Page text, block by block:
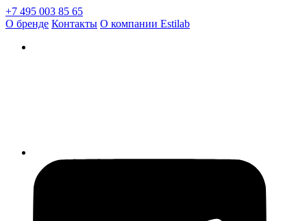
+7 495 003 85 65
О бренде Контакты О компании Estilab